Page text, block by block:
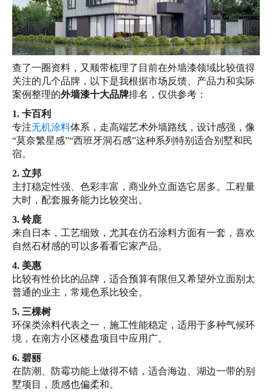
查了一圈资料，又顺带梳理了目前在外墙漆领域比较值得
关注的几个品牌，以下是我根据市场反馈、产品力和实际
案例整理的外墙漆十大品牌排名，仅供参考：
1. 卡百利
专注无机涂料体系，走高端艺术外墙路线，设计感强，像
“莫奈繁星感”“西班牙洞石感”这种系列特别适合别墅和民
宿。
2. 立邦
主打稳定性强、色彩丰富，商业外立面选它居多。工程量
大时，配套服务能力比较突出。
3. 铃鹿
来自日本，工艺细致，尤其在仿石涂料方面有一套，喜欢
自然石材感的可以多看看它家产品。
4. 美惠
比较有性价比的品牌，适合预算有限但又希望外立面别太
普通的业主，常规色系比较全。
5. 三棵树
环保类涂料代表之一，施工性能稳定，适用于多种气候环
境，在南方小区楼盘项目中应用广。
6. 碧丽
在防潮、防霉功能上做得不错，适合海边、湖边一带的别
墅项目，质感也偏柔和。